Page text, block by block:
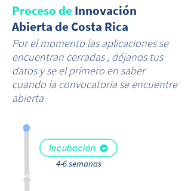
Proceso de Innovación
Abierta de Costa Rica
Por el momento las aplicaciones se
encuentran cerradas , déjanos tus
datos y se el primero en saber
cuando la convocatoria se encuentre
abierta
Incubación
4-6 semanas